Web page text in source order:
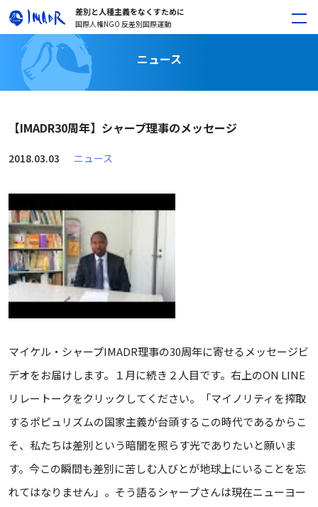
差別と人種主義をなくすために
国際人権NGO 反差別国際運動
ニュース
【IMADR30周年】シャープ理事のメッセージ
2018.03.03 ニュース
マイケル・シャープIMADR理事の30周年に寄せるメッセージビ
デオをお届けします。１月に続き２人目です。右上のON LINE
リレートークをクリックしてください。「マイノリティを搾取
するポピュリズムの国家主義が台頭するこの時代であるからこ
そ、私たちは差別という暗闇を照らす光でありたいと願いま
す。今この瞬間も差別に苦しむ人びとが地球上にいることを忘
れてはなりません」。そう語るシャープさんは現在ニューヨー